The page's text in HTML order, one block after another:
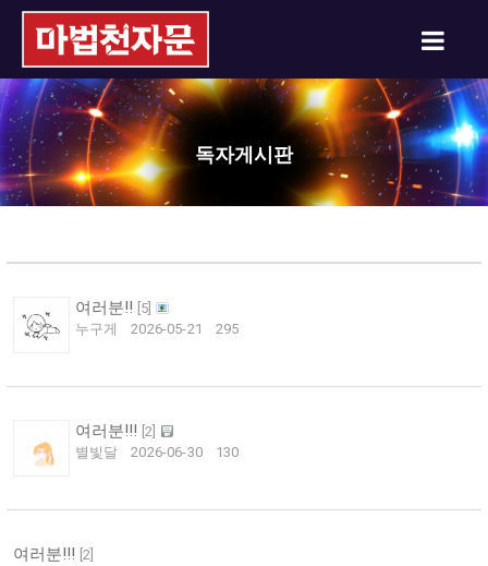
독자게시판
여러분!! 5
누구게
2026-05-21 295
여러분!!! [2
별빛달
2026-06-30 130
여러분!!! [2